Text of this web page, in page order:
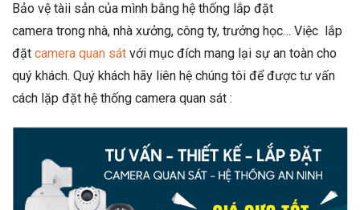
Bảo vệ tàii sản của mình bằng hệ thống lắp đặt
camera trong nhà, nhà xưởng, công ty, trưởng học… Việc lắp
đặt camera quan sát với mục đích mang lại sự an toàn cho
quý khách. Quý khách hãy liên hệ chúng tôi để được tư vấn
cách lặp đặt hệ thống camera quan sát :